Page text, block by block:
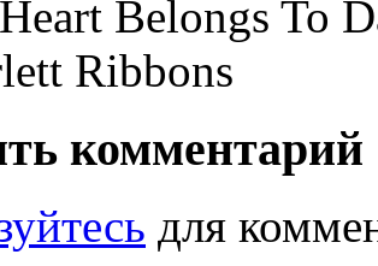
Belongs To
Ribbons
комментарий
для